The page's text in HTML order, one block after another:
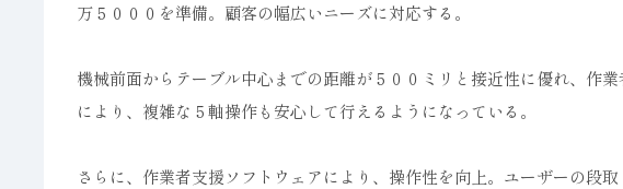
万５０００を準備。顧客の幅広いニーズに対応する。
機械前面からテーブル中心までの距離が５００ミリと接近性に優れ、作
により、複雑な５軸操作も安心して行えるようになっている。
さらに、作業者支援ソフトウェアにより、操作性を向上。ユーザーの段